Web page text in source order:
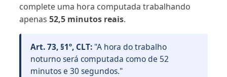
complete uma hora computada trabalhando
apenas 52,5 minutos reais.
Art. 73, §1º, CLT: "A hora do trabalho
noturno será computada como de 52
minutos e 30 segundos."